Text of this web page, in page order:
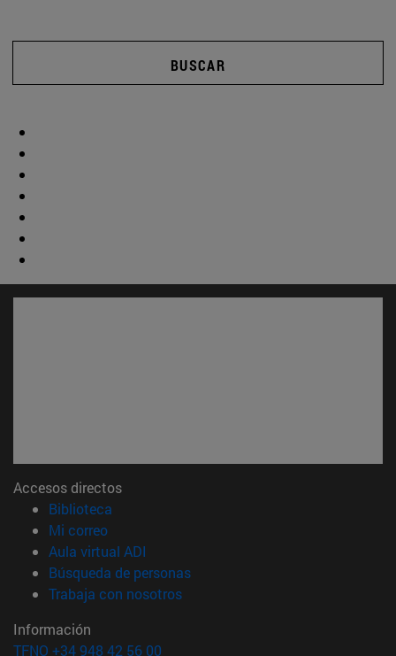
BUSCAR
Accesos directos
Biblioteca
Mi correo(abre en nueva ventana)
Aula virtual ADI
Búsqueda de personas(abre en nueva ventana)
Trabaja con nosotros(abre en nueva ventana)
Información
TFNO +34 948 42 56 00